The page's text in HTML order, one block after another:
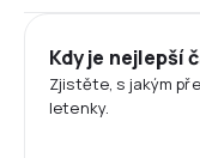
Kdy je nejlepší
Zjistěte, s jakým
letenky.